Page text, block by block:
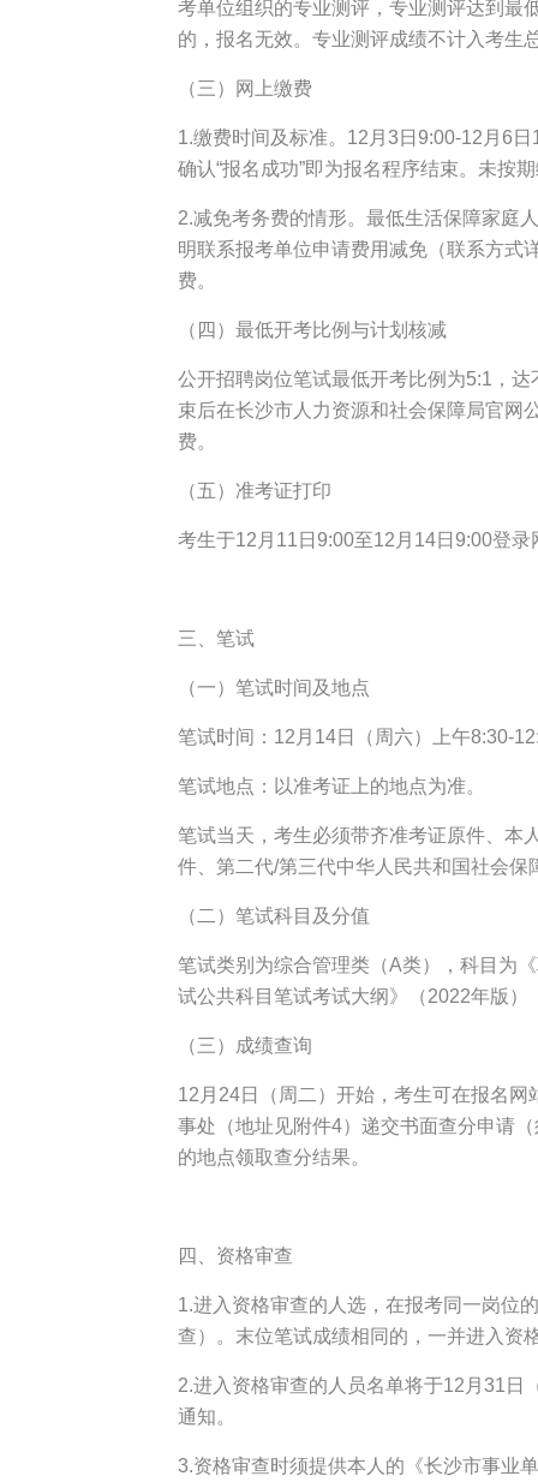
考单位组织的专业测评，专业测评达到最
的，报名无效。专业测评成绩不计入考生
（三）网上缴费
1.缴费时间及标准。12月3日9:00-12月6
确认“报名成功”即为报名程序结束。未按
2.减免考务费的情形。最低生活保障家庭
明联系报考单位申请费用减免（联系方式
费。
（四）最低开考比例与计划核减
公开招聘岗位笔试最低开考比例为5:1，
束后在长沙市人力资源和社会保障局官网
费。
（五）准考证打印
考生于12月11日9:00至12月14日9:00登
三、笔试
（一）笔试时间及地点
笔试时间：12月14日（周六）上午8:30-
笔试地点：以准考证上的地点为准。
笔试当天，考生必须带齐准考证原件、本
件、第二代/第三代中华人民共和国社会
（二）笔试科目及分值
笔试类别为综合管理类（A类），科目为
试公共科目笔试考试大纲》（2022年版
（三）成绩查询
12月24日（周二）开始，考生可在报名
事处（地址见附件4）递交书面查分申请
的地点领取查分结果。
四、资格审查
1.进入资格审查的人选，在报考同一岗位
查）。末位笔试成绩相同的，一并进入资
2.进入资格审查的人员名单将于12月31日
通知。
3.资格审查时须提供本人的《长沙市事业